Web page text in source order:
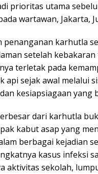
prioritas utama
wartawan, Jakarta,
karhutla
setelah kebakaran
terletak pada
api sejak awal melalui
kesiapsiagaan yang
dari karhutla
kabut asap yang
berbagai kejadian
kasus infeksi
aktivitas sekolah,